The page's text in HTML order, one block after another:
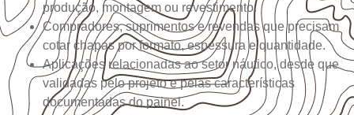
produção, montagem ou revestimento.
Compradores, suprimentos e revendas que precisam
cotar chapas por formato, espessura e quantidade.
Aplicações relacionadas ao setor náutico, desde que
validadas pelo projeto e pelas características
documentadas do painel.